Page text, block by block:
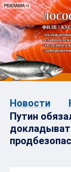
Новости
Путин